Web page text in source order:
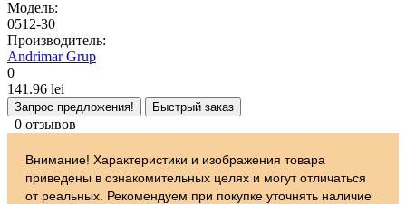
Модель:
0512-30
Производитель:
Andrimar Grup
0
141.96 lei
Запрос предложения! Быстрый заказ
0 отзывов
Внимание! Характеристики и изображения товара
приведены в ознакомительных целях и могут отличаться
от реальных. Рекомендуем при покупке уточнять наличие